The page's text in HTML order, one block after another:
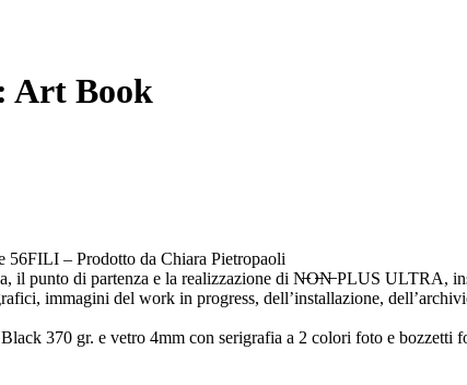
Art Book
56FILI – Prodotto da Chiara Pietropaoli
il punto di partenza e la realizzazione di N̶O̶N̶ PLUS ULTRA,
immagini del work in progress, dell’installazione,
370 gr. e vetro 4mm con serigrafia a 2 colori foto e bozzetti